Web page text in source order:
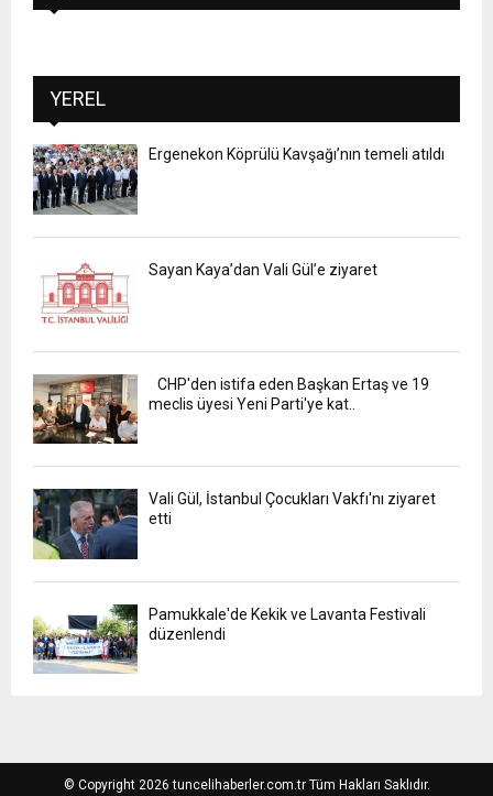
YEREL
Ergenekon Köprülü Kavşağı’nın temeli atıldı
Sayan Kaya’dan Vali Gül’e ziyaret
CHP'den istifa eden Başkan Ertaş ve 19
meclis üyesi Yeni Parti'ye kat..
Vali Gül, İstanbul Çocukları Vakfı'nı ziyaret
etti
Pamukkale'de Kekik ve Lavanta Festivali
düzenlendi
© Copyright 2026 tuncelihaberler.com.tr Tüm Hakları Saklıdır.